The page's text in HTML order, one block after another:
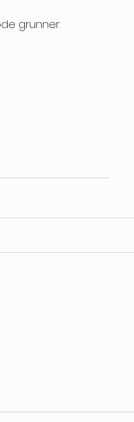
grunner: